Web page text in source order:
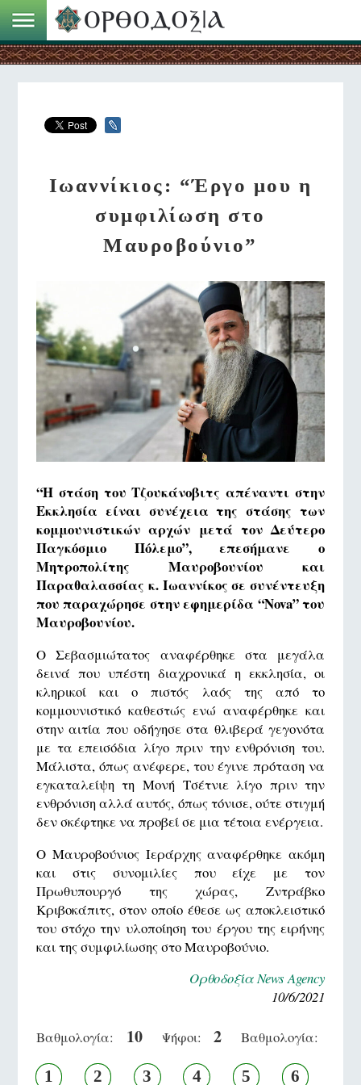
Ιωαννίκιος: “Έργο μου η
συμφιλίωση στο
Μαυροβούνιο”
“Η στάση του Τζουκάνοβιτς απέναντι στην
Εκκλησία είναι συνέχεια της στάσης των
κομμουνιστικών αρχών μετά τον Δεύτερο
Παγκόσμιο Πόλεμο”, επεσήμανε ο
Μητροπολίτης Μαυροβουνίου και
Παραθαλασσίας κ. Ιωαννίκος σε συνέντευξη
που παραχώρησε στην εφημερίδα “Nova” του
Μαυροβουνίου.
Ο Σεβασμιώτατος αναφέρθηκε στα μεγάλα
δεινά που υπέστη διαχρονικά η εκκλησία, οι
κληρικοί και ο πιστός λαός της από το
κομμουνιστικό καθεστώς ενώ αναφέρθηκε και
στην αιτία που οδήγησε στα θλιβερά γεγονότα
με τα επεισόδια λίγο πριν την ενθρόνιση του.
Μάλιστα, όπως ανέφερε, του έγινε πρόταση να
εγκαταλείψη τη Μονή Τσέτνιε λίγο πριν την
ενθρόνιση αλλά αυτός, όπως τόνισε, ούτε στιγμή
δεν σκέφτηκε να προβεί σε μια τέτοια ενέργεια.
Ο Μαυροβούνιος Ιεράρχης αναφέρθηκε ακόμη
και στις συνομιλίες που είχε με τον
Πρωθυπουργό της χώρας, Ζντράβκο
Κριβοκάπιτς, στον οποίο έθεσε ως αποκλειστικό
του στόχο την υλοποίηση του έργου της ειρήνης
και της συμφιλίωσης στο Μαυροβούνιο.
Ορθοδοξία News Agency
10/6/2021
Βαθμολογία: 10 Ψήφοι: 2 Βαθμολογία:
1 2 3 4 5 6